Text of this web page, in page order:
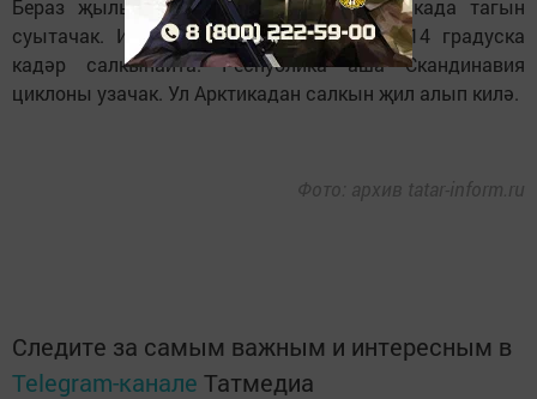
Бераз җылытып алганнан соң, республикада тагын
суытачак. Инде 6 февральдә үк төнлә -14 градуска
кадәр салкынайта. Республика аша Скандинавия
циклоны узачак. Ул Арктикадан салкын җил алып килә.
Фото: архив tatar-inform.ru
Следите за самым важным и интересным в
Telegram-канале Татмедиа